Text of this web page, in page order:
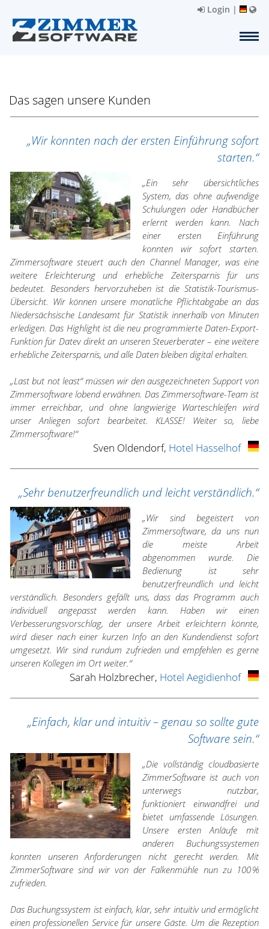
Login |
Das sagen unsere Kunden
„Wir konnten nach der ersten Einführung sofort
starten.“
„Ein sehr übersichtliches
System, das ohne aufwendige
Schulungen oder Handbücher
erlernt werden kann. Nach
einer ersten Einführung
konnten wir sofort starten.
Zimmersoftware steuert auch den Channel Manager, was eine
weitere Erleichterung und erhebliche Zeitersparnis für uns
bedeutet. Besonders hervorzuheben ist die Statistik-Tourismus-
Übersicht. Wir können unsere monatliche Pflichtabgabe an das
Niedersächsische Landesamt für Statistik innerhalb von Minuten
erledigen. Das Highlight ist die neu programmierte Daten-Export-
Funktion für Datev direkt an unseren Steuerberater – eine weitere
erhebliche Zeitersparnis, und alle Daten bleiben digital erhalten.
„Last but not least“ müssen wir den ausgezeichneten Support von
Zimmersoftware lobend erwähnen. Das Zimmersoftware-Team ist
immer erreichbar, und ohne langwierige Warteschleifen wird
unser Anliegen sofort bearbeitet. KLASSE! Weiter so, liebe
Zimmersoftware!“
Sven Oldendorf, Hotel Hasselhof
„Sehr benutzerfreundlich und leicht verständlich.“
„Wir sind begeistert von
Zimmersoftware, da uns nun
die meiste Arbeit
abgenommen wurde. Die
Bedienung ist sehr
benutzerfreundlich und leicht
verständlich. Besonders gefällt uns, dass das Programm auch
individuell angepasst werden kann. Haben wir einen
Verbesserungsvorschlag, der unsere Arbeit erleichtern könnte,
wird dieser nach einer kurzen Info an den Kundendienst sofort
umgesetzt. Wir sind rundum zufrieden und empfehlen es gerne
unseren Kollegen im Ort weiter.“
Sarah Holzbrecher, Hotel Aegidienhof
„Einfach, klar und intuitiv – genau so sollte gute
Software sein.“
„Die vollständig cloudbasierte
ZimmerSoftware ist auch von
unterwegs nutzbar,
funktioniert einwandfrei und
bietet umfassende Lösungen.
Unsere ersten Anläufe mit
anderen Buchungssystemen
konnten unseren Anforderungen nicht gerecht werden. Mit
ZimmerSoftware sind wir von der Falkenmühle nun zu 100 %
zufrieden.
Das Buchungssystem ist einfach, klar, sehr intuitiv und ermöglicht
einen professionellen Service für unsere Gäste. Um die Rezeption